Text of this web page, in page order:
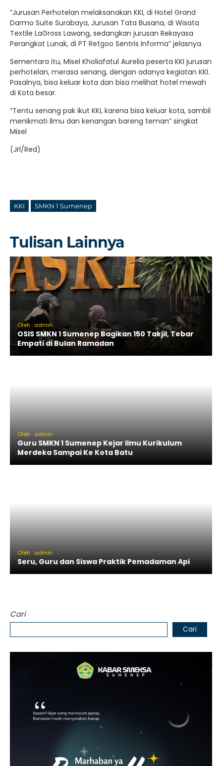
“Jurusan Perhotelan melaksanakan KKI, di Hotel Grand
Darmo Suite Surabaya, Jurusan Tata Busana, di Wisata
Textile LaGross Lawang, sedangkan jurusan Rekayasa
Perangkat Lunak, di PT Retgoo Sentris Informa” jelasnya.
Sementara itu, Misel Kholiafatul Aurelia peserta KKI jurusan
perhotelan, merasa senang, dengan adanya kegiatan KKI.
Pasalnya, bisa keluar kota dan bisa melihat hotel mewah
di Kota besar.
“Tentu senang pak ikut KKI, karena bisa keluar kota, sambil
menikmati Ilmu dan kenangan bareng teman” singkat
Misel
(Jrl/Red)
KKI SMKN 1 Sumenep
Tulisan Lainnya
Oleh : admin
OSIS SMKN 1 Sumenep Bagikan 150 Takjil, Tebar
Empati di Bulan Ramadan
Oleh : admin
Guru SMKN 1 Sumenep Kejar Ilmu Kurikulum
Merdeka Sampai Ke Kota Batu
Oleh : admin
Seru, Guru dan Siswa Praktik Pemadaman Api
Cari
Cari